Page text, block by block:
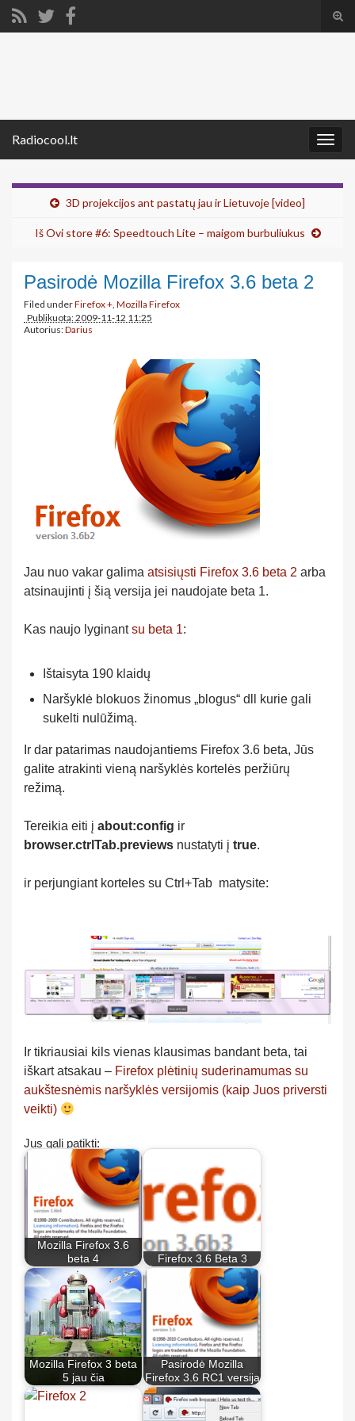
Radiocool.lt
3D projekcijos ant pastatų jau ir Lietuvoje [video]
Iš Ovi store #6: Speedtouch Lite – maigom burbuliukus
Pasirodė Mozilla Firefox 3.6 beta 2
Filed underFirefox +, Mozilla Firefox
Publikuota: 2009-11-12 11:25
Autorius:Darius
Jau nuo vakar galima atsisiųsti Firefox 3.6 beta 2 arba
atsinaujinti į šią versija jei naudojate beta 1.
Kas naujo lyginantsu beta 1:
Ištaisyta 190 klaidų
Naršyklė blokuos žinomus „blogus“ dll kurie gali
sukelti nulūžimą.
Ir dar patarimas naudojantiems Firefox 3.6 beta, Jūs
galite atrakinti vieną naršyklės kortelės peržiūrų
režimą.
Tereikia eiti į about:config ir
browser.ctrlTab.previews nustatyti į true.
ir perjungiant korteles su Ctrl+Tab matysite:
Ir tikriausiai kils vienas klausimas bandant beta, tai
iškart atsakau – Firefox plėtinių suderinamumas su
aukštesnėmis naršyklės versijomis (kaip Juos priversti
veikti)
Jus gali patikti:
Mozilla Firefox 3.6
beta 4
Firefox 3.6 Beta 3
Mozilla Firefox 3 beta
5 jau čia
Pasirodė Mozilla
Firefox 3.6 RC1 versija